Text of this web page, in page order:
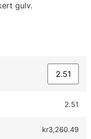
gulv.
2.51
kr3,260.49